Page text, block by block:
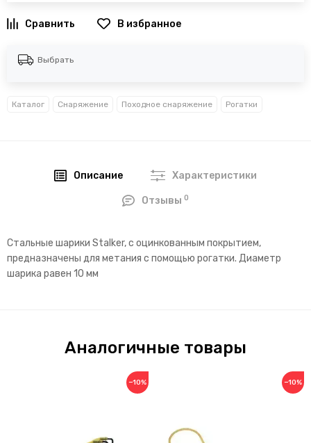
В избранное
Выбрать
Каталог Снаряжение Походное снаряжение Рогатки
Описание Характеристики
Отзывы0
Стальные шарики Stalker, с оцинкованным покрытием,
предназначены для метания с помощью рогатки. Диаметр
шарика равен 10 мм
Аналогичные товары
−10% −10%